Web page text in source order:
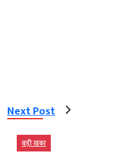
Next Post
बड़ी खबर